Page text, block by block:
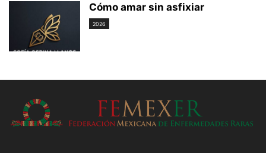
Cómo amar sin asfixiar
2026